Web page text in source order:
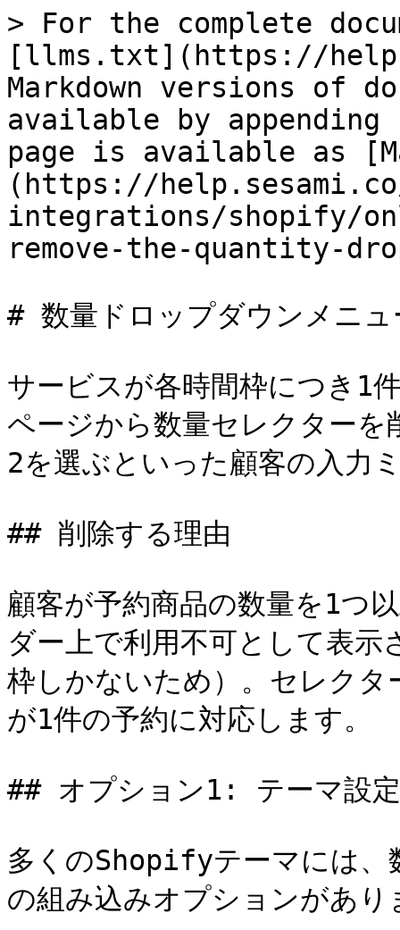
> For the complete
[llms.txt](https://
Markdown versions of
available by
page is available as
(https://
integrations/shopify/
remove-the-quantity-
# 数量ドロップダウンメニュ
サービスが各時間枠につき1
ページから数量セレクター
2を選ぶといった顧客の入力
## 削除する理由
顧客が予約商品の数量を1つ
ダー上で利用不可として表
枠しかないため）。セレクタ
が1件の予約に対応します。
## オプション1: テーマ設
多くのShopifyテーマには、
の組み込みオプションがあり